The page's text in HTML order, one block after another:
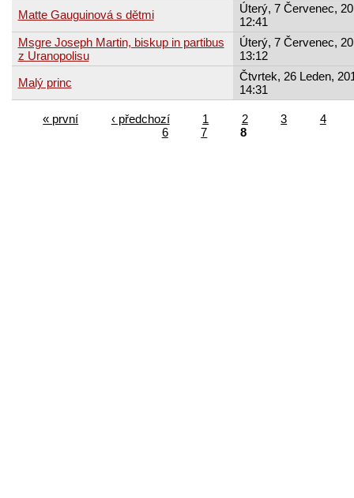
Matte Gauguinová s dětmi
Úterý, 7 Červenec,
12:41
Msgre Joseph Martin, biskup in partibus
z Uranopolisu
Úterý, 7 Červenec,
13:12
Malý princ
Čtvrtek, 26 Leden,
14:31
« první ‹ předchozí 1 2 3
4
6
7 8